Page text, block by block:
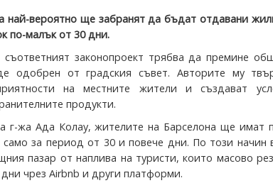
най-вероятно ще забранят да бъдат отдавани
по-малък от 30 дни.
законопроект трябва да премине
одобрен от градския съвет. Авторите му
на местните жители и създават
продукти.
г-жа Ада Колау, жителите на Барселона ще имат
за период от 30 и повече дни. По този начин
пазар от наплива на туристи, които масово
чрез Airbnb и други платформи.